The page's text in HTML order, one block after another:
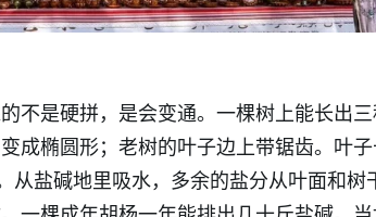
不是硬拼，是会变通。一棵树上能长出
成椭圆形；老树的叶子边上带锯齿。叶
从盐碱地里吸水，多余的盐分从叶面和树